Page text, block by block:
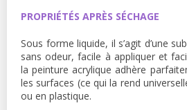
PROPRIÉTÉS APRÈS SÉCHAGE
Sous forme liquide, il s’agit d’une
sans odeur, facile à appliquer et
la peinture acrylique adhère
les surfaces (ce qui la rend
ou en plastique.